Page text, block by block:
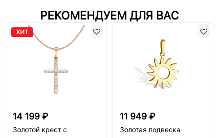
РЕКОМЕНДУЕМ ДЛЯ ВАС
ХИТ
14 199 ₽
Золотой крест с
11 949 ₽
Золотая подвеска